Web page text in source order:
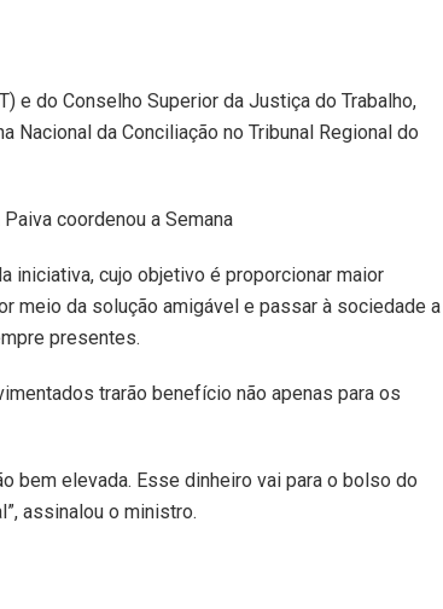
e do Conselho Superior da Justiça do Trabalho,
Nacional da Conciliação no Tribunal Regional do
iniciativa, cujo objetivo é proporcionar maior
meio da solução amigável e passar à sociedade a
presentes.
trarão benefício não apenas para os
bem elevada. Esse dinheiro vai para o bolso do
assinalou o ministro.